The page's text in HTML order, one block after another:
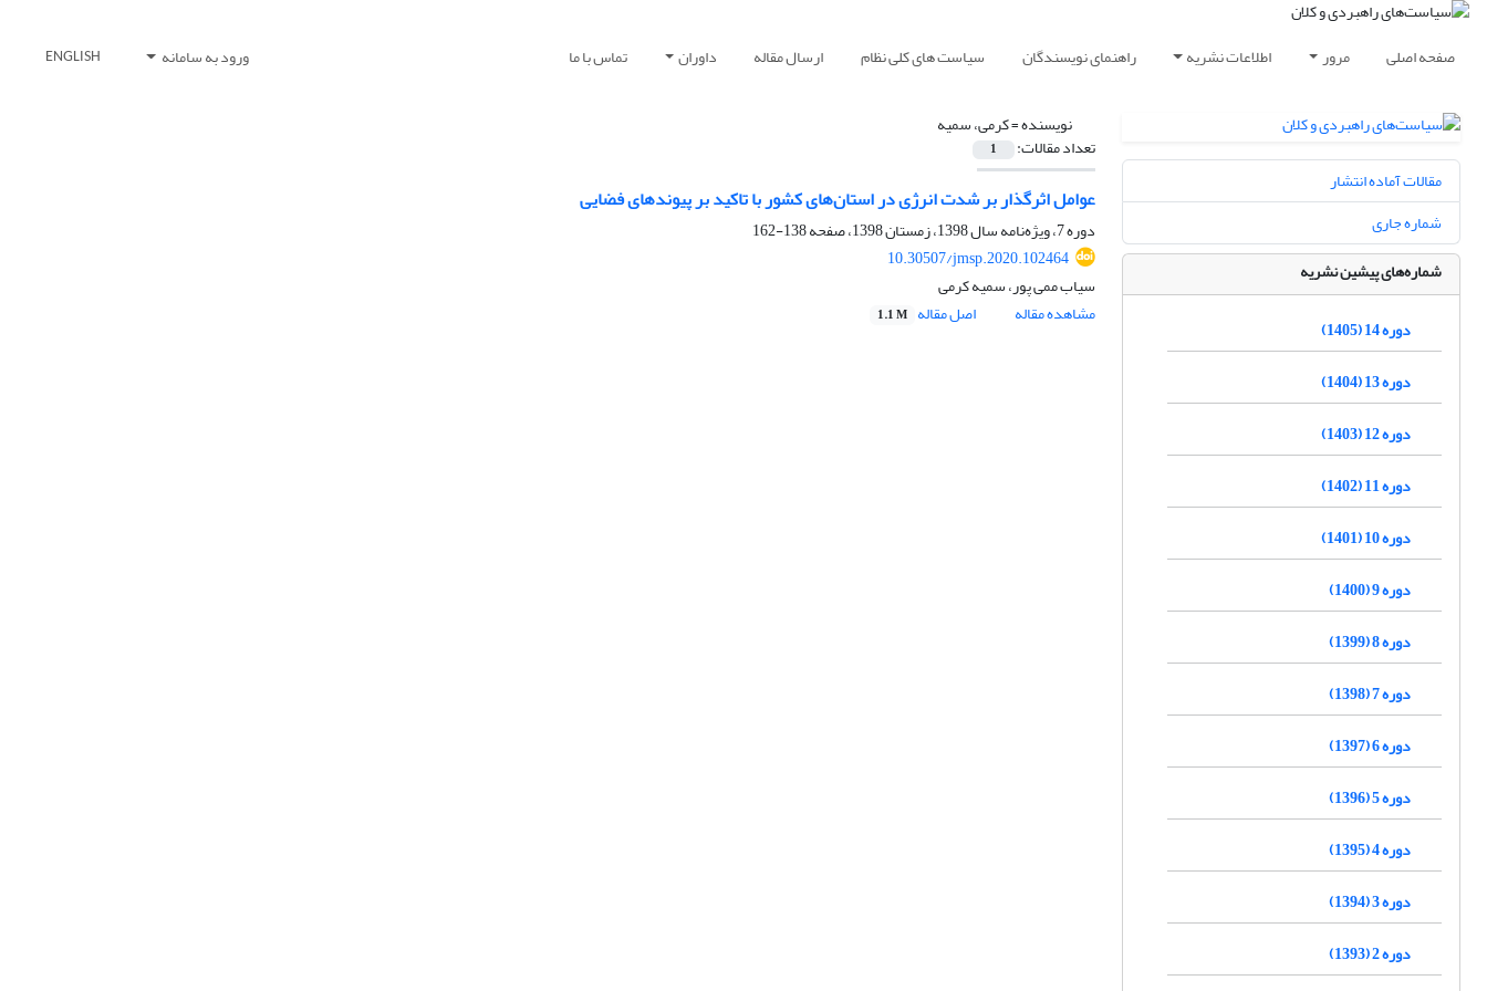
صفحه اصلی مرور اطلاعات نشریه راهنمای نویسندگان سیاست های کلی نظام ارسال مقاله داوران تماس با ما ورود به سامانه ENGLISH
نویسنده =کرمی، سمیه
تعداد مقالات: 1
عوامل اثرگذار بر شدت انرژی در استان‌های کشور با تاکید بر پیوندهای فضایی
دوره 7، ویژه‌نامه سال 1398، زمستان 1398، صفحه
138-162
10.30507/jmsp.2020.102464
سیاب ممی پور، سمیه کرمی
مشاهده مقاله
اصل مقاله 1.1 M
مقالات آماده انتشار
شماره جاری
شماره‌های پیشین نشریه
دوره 14 (1405)
دوره 13 (1404)
دوره 12 (1403)
دوره 11 (1402)
دوره 10 (1401)
دوره 9 (1400)
دوره 8 (1399)
دوره 7 (1398)
دوره 6 (1397)
دوره 5 (1396)
دوره 4 (1395)
دوره 3 (1394)
دوره 2 (1393)